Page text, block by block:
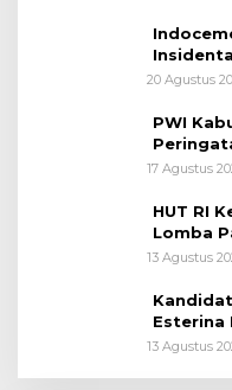
20 Agustus
PWI
RI, di
17 Agustus
HUT RI
Lomba
13 Agustus
Esterina
Keadilan
13 Agustus